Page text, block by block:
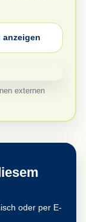
externen
oder per E-